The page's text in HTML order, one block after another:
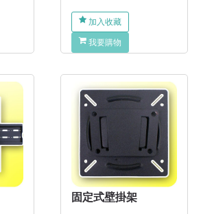
加入收藏
我要購物
固定式壁掛架